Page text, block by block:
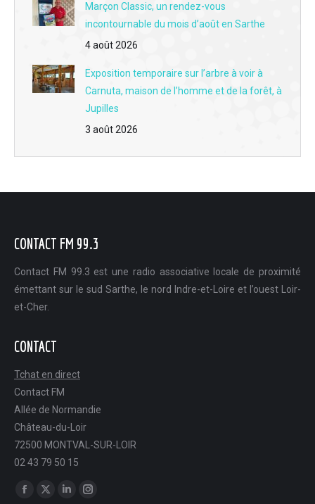
Marçon Classic, un rendez-vous
incontournable du mois d’août en Sarthe
4 août 2026
Exposition temporaire sur l’arbre à voir à
Carnuta, maison de l’homme et de la forêt, à
Jupilles
3 août 2026
CONTACT FM 99.3
Contact FM 99.3 est une radio associative locale de proximité
émettant sur le sud Sarthe, le nord Indre-et-Loire et l’ouest Loir-
et-Cher.
CONTACT
Tchat en direct
Contact FM
Allée de Normandie
Château-du-Loir
72500 MONTVAL-SUR-LOIR
02 43 79 50 15
Trouvez nous sur :
Facebook
X
LinkedInInstagram